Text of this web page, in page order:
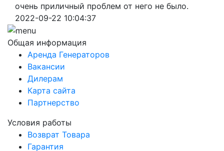
очень приличный проблем от него не было.
2022-09-22 10:04:37
Общая информация
Аренда Генераторов
Вакансии
Дилерам
Карта сайта
Партнерство
Условия работы
Возврат Товара
Гарантия